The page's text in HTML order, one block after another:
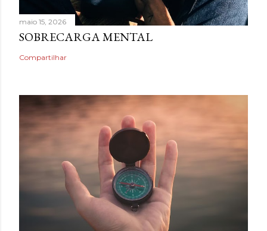
maio 15, 2026
SOBRECARGA MENTAL
Compartilhar